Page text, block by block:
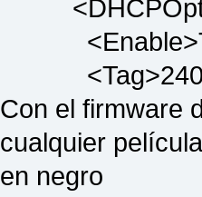
Con el firmware
cualquier
en negro